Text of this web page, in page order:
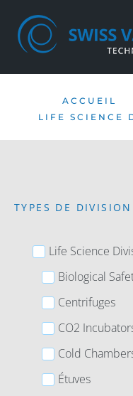
ACCUEIL
LIFE SCIENCE
TYPES DE DIVISION
Life Science
Biological
Centrifuges
CO2
Cold
Étuves